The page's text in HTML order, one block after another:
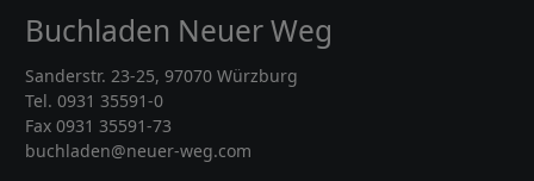
Buchladen Neuer Weg
Sanderstr. 23-25, 97070 Würzburg
Tel. 0931 35591-0
Fax 0931 35591-73
buchladen@neuer-weg.com